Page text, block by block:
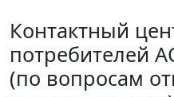
Контактный
потребителей
(по вопросам